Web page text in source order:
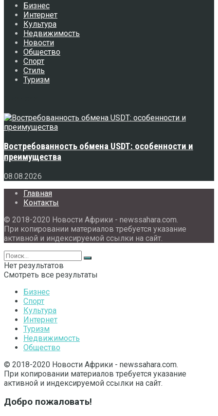
Бизнес
Интернет
Культура
Недвижимость
Новости
Общество
Спорт
Стиль
Туризм
Востребованность обмена USDT: особенности и
преимущества
08.08.2026
Главная
Контакты
© 2018-2020 Новости Африки - newssahara.com.
При копировании материалов требуется указание
активной и индексируемой ссылки на сайт.
Нет результатов
Смотреть все результаты
Бизнес
Спорт
Культура
Интернет
Туризм
Недвижимость
Общество
© 2018-2020 Новости Африки - newssahara.com.
При копировании материалов требуется указание
активной и индексируемой ссылки на сайт.
Добро пожаловать!